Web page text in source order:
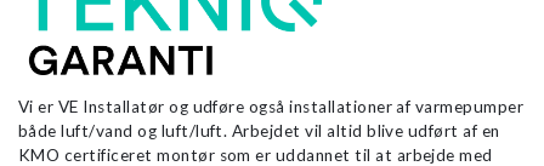
Vi er VE Installatør og udføre også installationer af varmepumper
både luft/vand og luft/luft. Arbejdet vil altid blive udført af en
KMO certificeret montør som er uddannet til at arbejde med